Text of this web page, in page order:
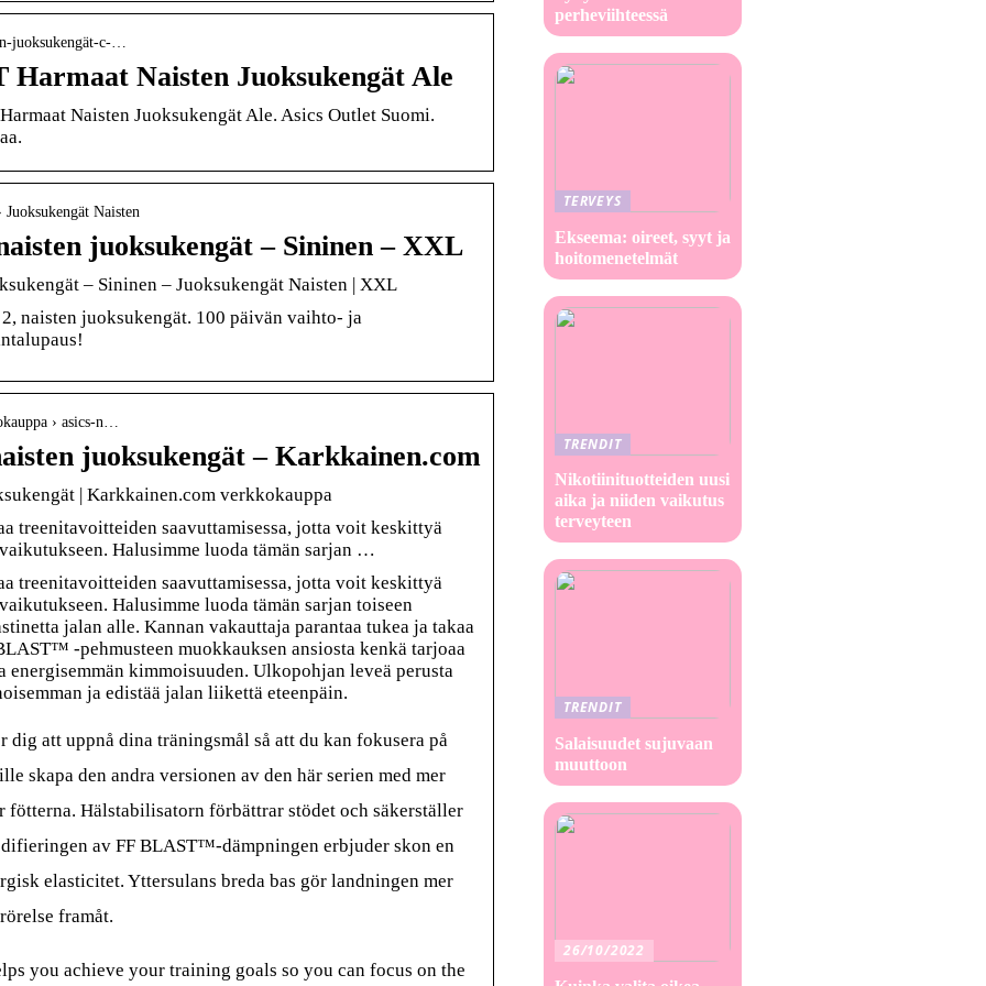
juoksukengät-c-…
Harmaat Naisten Juoksukengät Ale
Naisten Juoksukengät Ale. Asics Outlet Suomi.
Naisten
juoksukengät – Sininen – XXL
– Sininen – Juoksukengät Naisten | XXL
naisten juoksukengät. 100 päivän vaihto- ja
› asics-n…
juoksukengät – Karkkainen.com
| Karkkainen.com verkkokauppa
treenitavoitteiden saavuttamisessa, jotta voit keskittyä
Halusimme luoda tämän sarjan …
treenitavoitteiden saavuttamisessa, jotta voit keskittyä
Halusimme luoda tämän sarjan toiseen
jalan alle. Kannan vakauttaja parantaa tukea ja takaa
-pehmusteen muokkauksen ansiosta kenkä tarjoaa
energisemmän kimmoisuuden. Ulkopohjan leveä perusta
ja edistää jalan liikettä eteenpäin.
att uppnå dina träningsmål så att du kan fokusera på
skapa den andra versionen av den här serien med mer
fötterna. Hälstabilisatorn förbättrar stödet och säkerställer
av FF BLAST™-dämpningen erbjuder skon en
elasticitet. Yttersulans breda bas gör landningen mer
framåt.
you achieve your training goals so you can focus on the
perheviihteessä
TERVEYS
Ekseema: oireet, syyt ja
hoitomenetelmät
TRENDIT
Nikotiinituotteiden uusi
aika ja niiden vaikutus
terveyteen
TRENDIT
Salaisuudet sujuvaan
muuttoon
26/10/2022